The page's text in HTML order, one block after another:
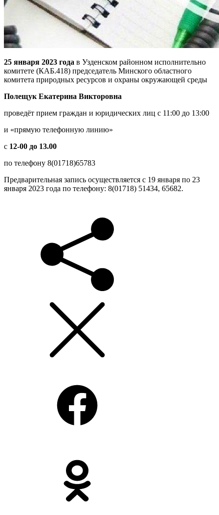
25 января 2023 года в Узденском районном исполнительно
комитете (КАБ.418) председатель Минского областного
комитета природных ресурсов и охраны окружающей среды
Полещук Екатерина Викторовна
проведёт прием граждан и юридических лиц с 11:00 до 13:00
и «прямую телефонную линию»
с 12-00 до 13.00
по телефону 8(01718)65783
Предварительная запись осуществляется с 19 января по 23
января 2023 года по телефону: 8(01718) 51434, 65682.